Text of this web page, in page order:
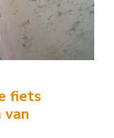
fiets
van